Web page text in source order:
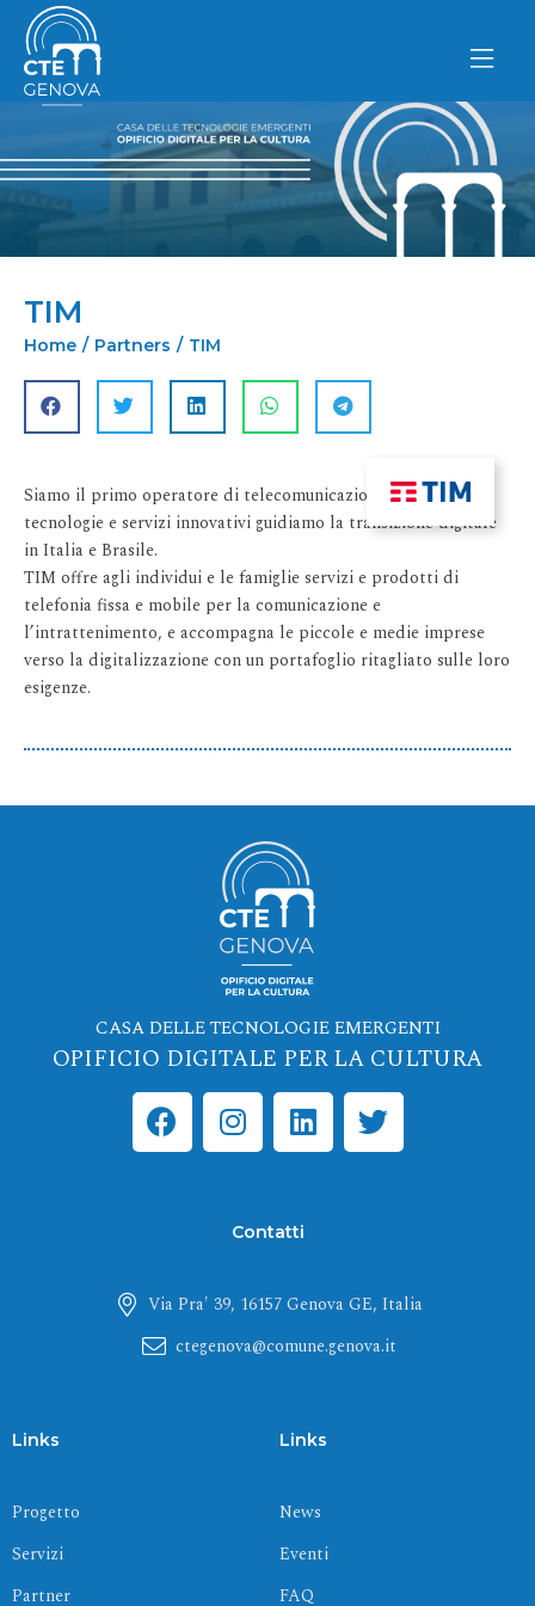
contenuto
TIM
Home / Partners / TIM
Siamo il primo operatore di telecomunicazioni italiano e con
tecnologie e servizi innovativi guidiamo la transizione digitale
in Italia e Brasile.
TIM offre agli individui e le famiglie servizi e prodotti di
telefonia fissa e mobile per la comunicazione e
l’intrattenimento, e accompagna le piccole e medie imprese
verso la digitalizzazione con un portafoglio ritagliato sulle loro
esigenze.
CASA DELLE TECNOLOGIE EMERGENTI
OPIFICIO DIGITALE PER LA CULTURA
F
a
c
o
k
I
n
s
a
a
m
L
i
n
e
n
T
w
i
Contatti
Via Pra' 39, 16157 Genova GE, Italia
ctegenova@comune.genova.it
Links
Progetto
Servizi
Partner
Links
News
Eventi
FAQ